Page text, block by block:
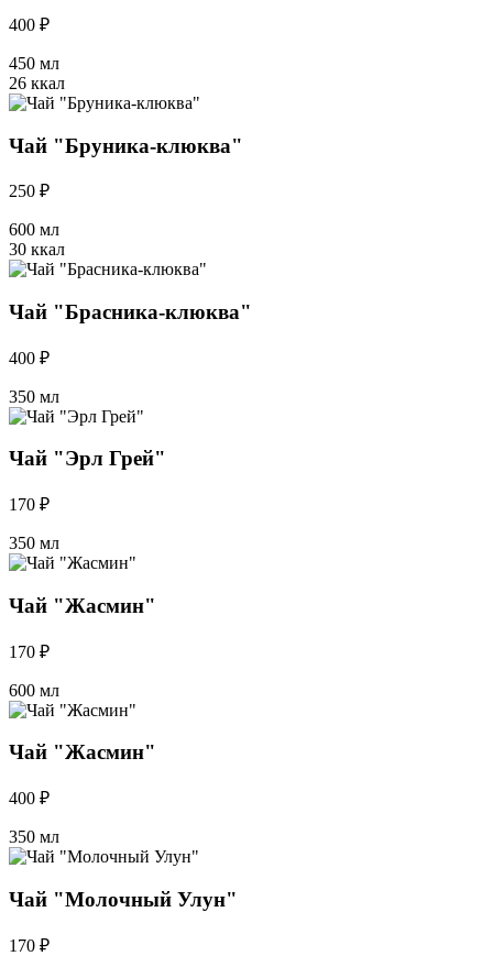
400 ₽
450 мл
26 ккал
Чай "Бруника-клюква"
250 ₽
600 мл
30 ккал
Чай "Брасника-клюква"
400 ₽
350 мл
Чай "Эрл Грей"
170 ₽
350 мл
Чай "Жасмин"
170 ₽
600 мл
Чай "Жасмин"
400 ₽
350 мл
Чай "Молочный Улун"
170 ₽